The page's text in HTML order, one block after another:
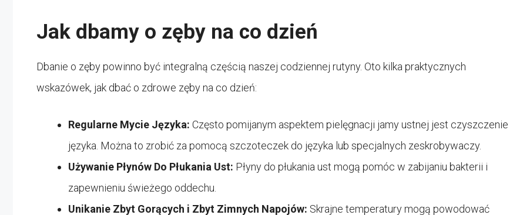
Jak dbamy o zęby na co dzień
Dbanie o zęby powinno być integralną częścią naszej codziennej rutyny. Oto kilka praktycznych
wskazówek, jak dbać o zdrowe zęby na co dzień:
Regularne Mycie Języka: Często pomijanym aspektem pielęgnacji jamy ustnej jest czyszczenie
języka. Można to zrobić za pomocą szczoteczek do języka lub specjalnych zeskrobywaczy.
Używanie Płynów Do Płukania Ust: Płyny do płukania ust mogą pomóc w zabijaniu bakterii i
zapewnieniu świeżego oddechu.
Unikanie Zbyt Gorących i Zbyt Zimnych Napojów: Skrajne temperatury mogą powodować